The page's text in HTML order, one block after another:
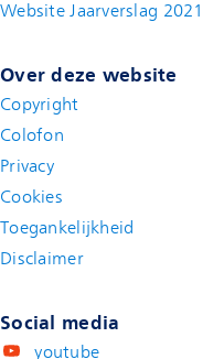
Website Jaarverslag 2021
Over deze website
Copyright
Colofon
Privacy
Cookies
Toegankelijkheid
Disclaimer(new window)
Social media
youtube